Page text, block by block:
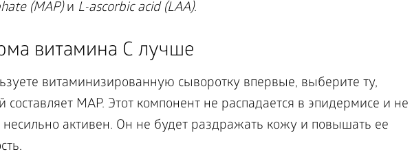
(MAP)и L-ascorbic acid (LAA).
витамина C лучше
витаминизированную сыворотку впервые, выберите ту,
составляет MAP. Этот компонент не распадается в эпидермисе и не
несильно активен. Он не будет раздражать кожу и повышать ее